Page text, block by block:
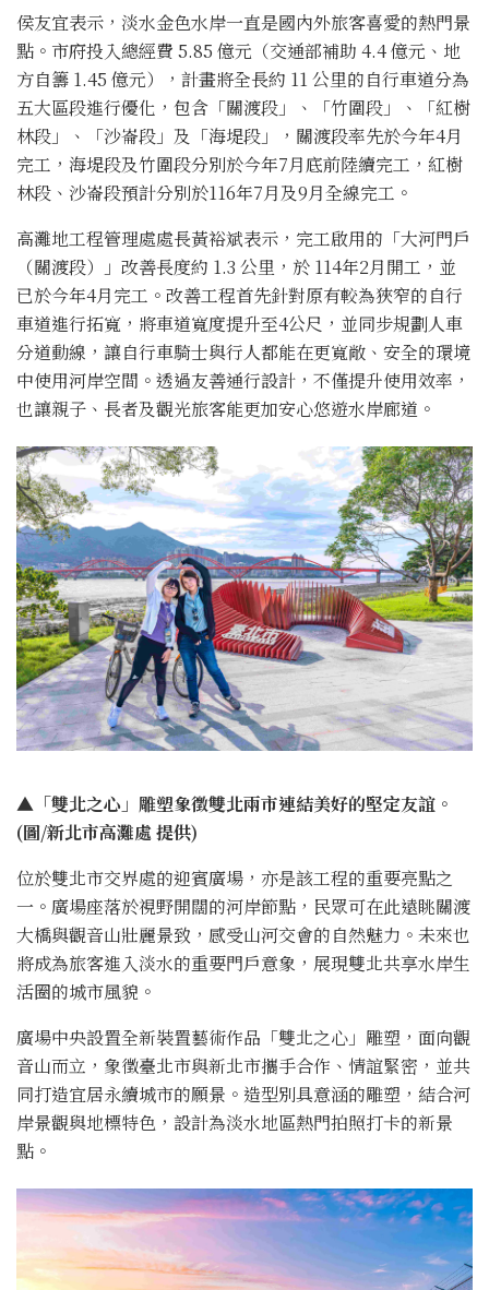
侯友宜表示，淡水金色水岸一直是國內外旅客喜愛的熱門景
點。市府投入總經費 5.85 億元（交通部補助 4.4 億元、地
方自籌 1.45 億元），計畫將全長約 11 公里的自行車道分為
五大區段進行優化，包含「關渡段」、「竹圍段」、「紅樹
林段」、「沙崙段」及「海堤段」，關渡段率先於今年4月
完工，海堤段及竹圍段分別於今年7月底前陸續完工，紅樹
林段、沙崙段預計分別於116年7月及9月全線完工。
高灘地工程管理處處長黃裕斌表示，完工啟用的「大河門戶
（關渡段）」改善長度約 1.3 公里，於 114年2月開工，並
已於今年4月完工。改善工程首先針對原有較為狹窄的自行
車道進行拓寬，將車道寬度提升至4公尺，並同步規劃人車
分道動線，讓自行車騎士與行人都能在更寬敞、安全的環境
中使用河岸空間。透過友善通行設計，不僅提升使用效率，
也讓親子、長者及觀光旅客能更加安心悠遊水岸廊道。
▲「雙北之心」雕塑象徵雙北兩市連結美好的堅定友誼。
(圖/新北市高灘處 提供)
位於雙北市交界處的迎賓廣場，亦是該工程的重要亮點之
一。廣場座落於視野開闊的河岸節點，民眾可在此遠眺關渡
大橋與觀音山壯麗景致，感受山河交會的自然魅力。未來也
將成為旅客進入淡水的重要門戶意象，展現雙北共享水岸生
活圈的城市風貌。
廣場中央設置全新裝置藝術作品「雙北之心」雕塑，面向觀
音山而立，象徵臺北市與新北市攜手合作、情誼緊密，並共
同打造宜居永續城市的願景。造型別具意涵的雕塑，結合河
岸景觀與地標特色，設計為淡水地區熱門拍照打卡的新景
點。